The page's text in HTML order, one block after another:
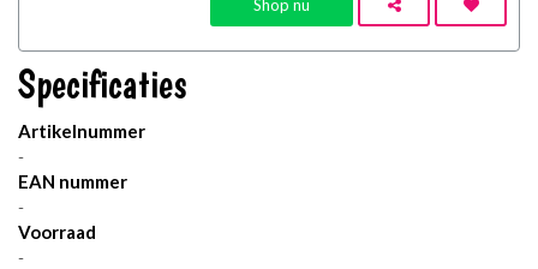
Shop nu
Specificaties
Artikelnummer
-
EAN nummer
-
Voorraad
-